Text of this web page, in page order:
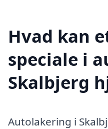
Hvad kan
speciale i
Skalbjerg
Autolakering i